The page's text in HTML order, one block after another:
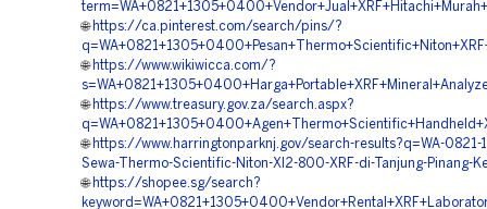
🌐 https://ca.pinterest.com/search/pins/?
🌐 https://www.wikiwicca.com/?
🌐 https://www.treasury.gov.za/search.aspx?
🌐 https://www.harringtonparknj.gov/search-results?q=WA-
Sewa-Thermo-Scientific-Niton-Xl2-800-XRF-di-Tanjung-Pinang-
🌐 https://shopee.sg/search?